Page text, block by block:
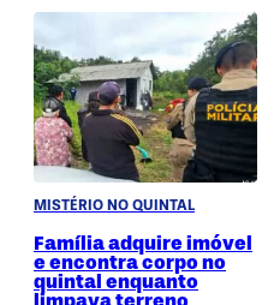
MISTÉRIO NO QUINTAL
Família adquire imóvel
e encontra corpo no
quintal enquanto
limpava terreno